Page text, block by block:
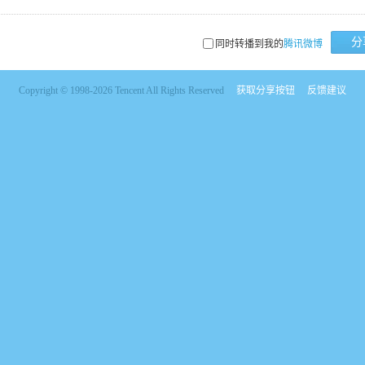
同时转播到我的腾讯微博 分
Copyright © 1998-2026 Tencent All Rights Reserved 获取分享按钮 反馈建议